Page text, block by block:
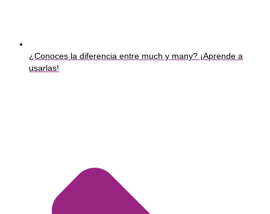
¿Conoces la diferencia entre much y many? ¡Aprende a
usarlas!